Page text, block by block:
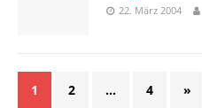
22. März 2004
1 2 … 4 »